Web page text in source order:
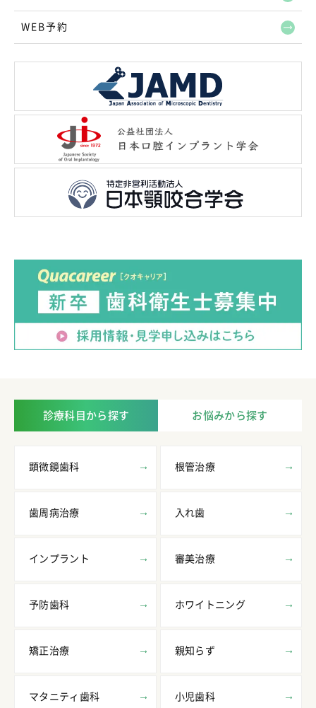
WEB予約
診療科目から探す お悩みから探す
顕微鏡歯科 根管治療
歯周病治療 入れ歯
インプラント 審美治療
予防歯科 ホワイトニング
矯正治療 親知らず
マタニティ歯科 小児歯科